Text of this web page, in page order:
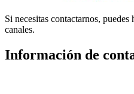
Si necesitas contactarnos,
canales.
Información de